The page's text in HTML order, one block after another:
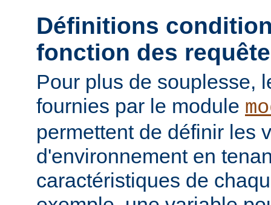
Définitions
fonction des
Pour plus de souplesse,
fournies par le module
permettent de définir les
d'environnement en
caractéristiques de